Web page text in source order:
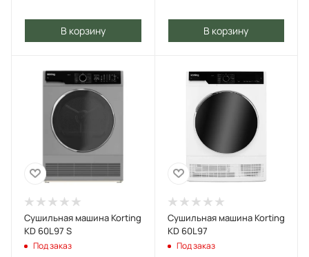
В корзину В корзину
Сушильная машина Korting
KD 60L97 S
Под заказ
Сушильная машина Korting
KD 60L97
Под заказ